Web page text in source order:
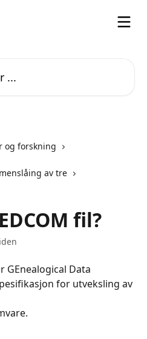
og forskning
av tre
fil?
GEnealogical Data
for utveksling av